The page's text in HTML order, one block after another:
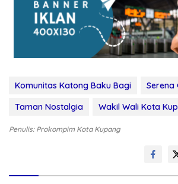
Komunitas Katong Baku Bagi
Serena
Taman Nostalgia
Wakil Wali Kota
Penulis: Prokompim Kota Kupang